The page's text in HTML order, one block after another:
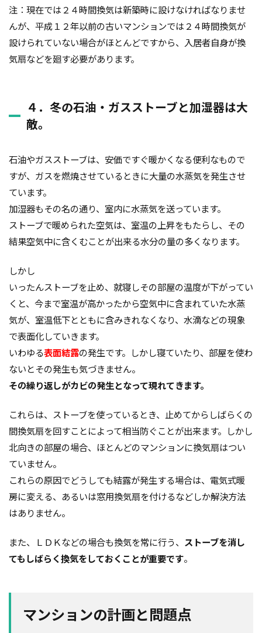
注：現在では２４時間換気は新築時に設けなければなりませ
んが、平成１２年以前の古いマンションでは２４時間換気が
設けられていない場合がほとんどですから、入居者自身が換
気扇などを廻す必要があります。
４．冬の石油・ガスストーブと加湿器は大
敵。
石油やガスストーブは、安価ですぐ暖かくなる便利なもので
すが、ガスを燃焼させているときに大量の水蒸気を発生させ
ています。
加湿器もその名の通り、室内に水蒸気を送っています。
ストーブで暖められた空気は、室温の上昇をもたらし、その
結果空気中に含くむことが出来る水分の量の多くなります。
しかし
いったんストーブを止め、就寝しその部屋の温度が下がってい
くと、今まで室温が高かったから空気中に含まれていた水蒸
気が、室温低下とともに含みきれなくなり、水滴などの現象
で表面化していきます。
いわゆる表面結露の発生です。しかし寝ていたり、部屋を使わ
ないとその発生も気づきません。
その繰り返しがカビの発生となって現れてきます。
これらは、ストーブを使っているとき、止めてからしばらくの
間換気扇を回すことによって相当防ぐことが出来ます。しかし
北向きの部屋の場合、ほとんどのマンションに換気扇はつい
ていません。
これらの原因でどうしても結露が発生する場合は、電気式暖
房に変える、あるいは窓用換気扇を付けるなどしか解決方法
はありません。
また、ＬＤＫなどの場合も換気を常に行う、
ストーブを消し
てもしばらく換気をしておくことが重要です。
マンションの計画と問題点